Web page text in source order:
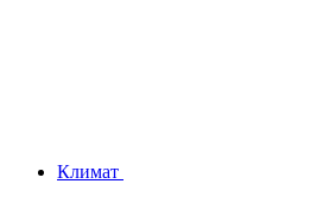
Климат